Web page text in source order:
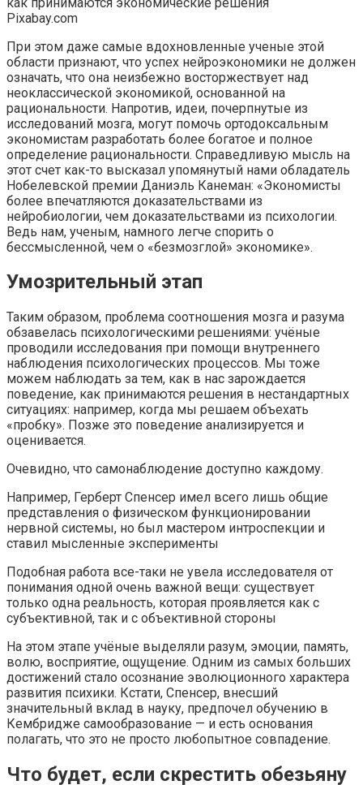
Pixabay.com
При этом даже самые вдохновленные ученые этой
области признают, что успех нейроэкономики не должен
означать, что она неизбежно восторжествует над
неоклассической экономикой, основанной на
рациональности. Напротив, идеи, почерпнутые из
исследований мозга, могут помочь ортодоксальным
экономистам разработать более богатое и полное
определение рациональности. Справедливую мысль на
этот счет как-то высказал упомянутый нами обладатель
Нобелевской премии Даниэль Канеман: «Экономисты
более впечатляются доказательствами из
нейробиологии, чем доказательствами из психологии.
Ведь нам, ученым, намного легче спорить о
бессмысленной, чем о «безмозглой» экономике».
Умозрительный этап
Таким образом, проблема соотношения мозга и разума
обзавелась психологическими решениями: учёные
проводили исследования при помощи внутреннего
наблюдения психологических процессов. Мы тоже
можем наблюдать за тем, как в нас зарождается
поведение, как принимаются решения в нестандартных
ситуациях: например, когда мы решаем объехать
«пробку». Позже это поведение анализируется и
оценивается.
Очевидно, что самонаблюдение доступно каждому.
Например, Герберт Спенсер имел всего лишь общие
представления о физическом функционировании
нервной системы, но был мастером интроспекции и
ставил мысленные эксперименты
Подобная работа все-таки не увела исследователя от
понимания одной очень важной вещи: существует
только одна реальность, которая проявляется как с
субъективной, так и с объективной стороны
На этом этапе учёные выделяли разум, эмоции, память,
волю, восприятие, ощущение. Одним из самых больших
достижений стало осознание эволюционного характера
развития психики. Кстати, Спенсер, внесший
значительный вклад в науку, предпочел обучению в
Кембридже самообразование — и есть основания
полагать, что это не просто любопытное совпадение.
Что будет, если скрестить обезьяну